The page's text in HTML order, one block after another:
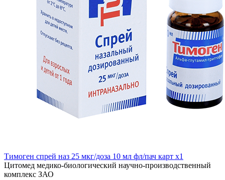
Тимоген спрей наз 25 мкг/доза 10 мл фл/пач карт x1
Цитомед медико-биологический научно-производственный
комплекс ЗАО